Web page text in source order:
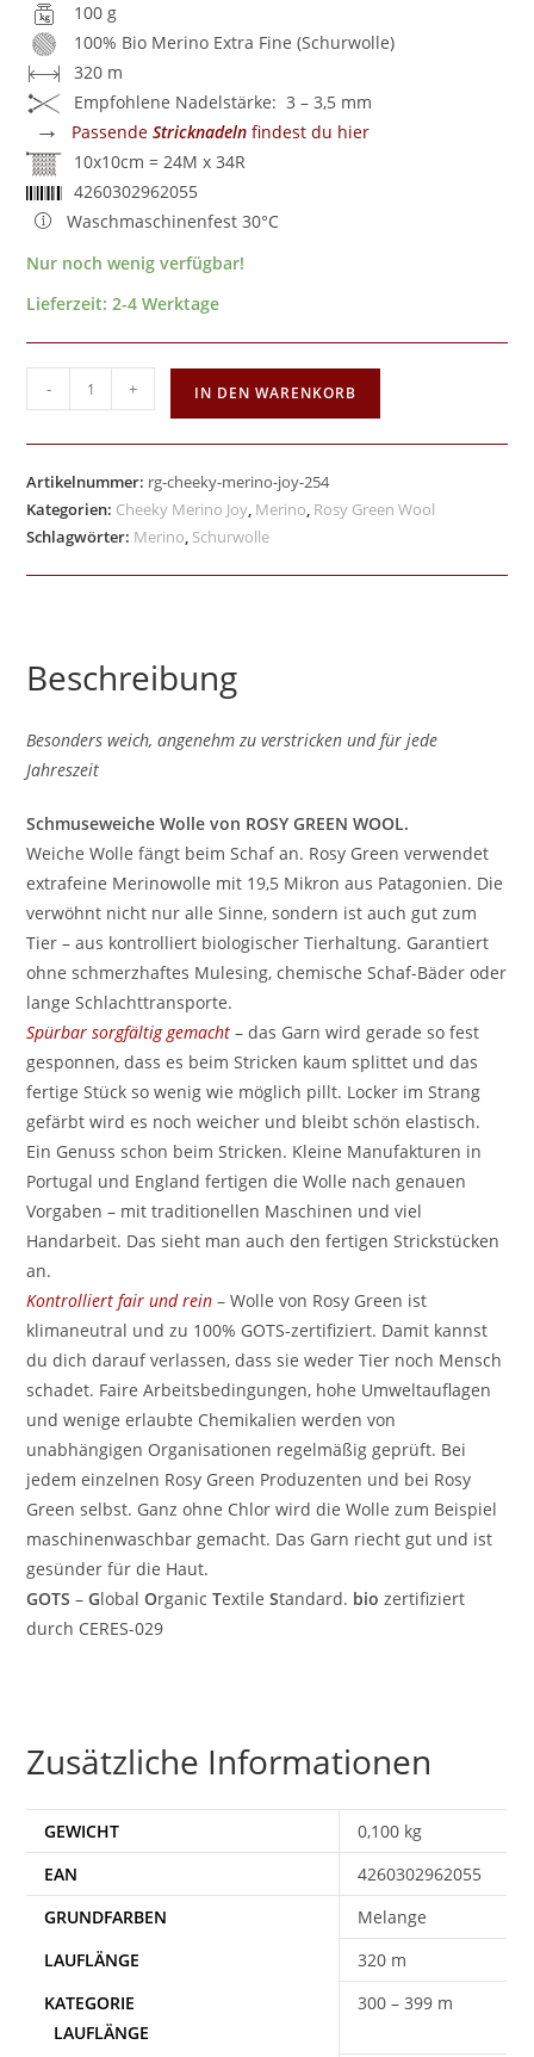
100 g
100% Bio Merino Extra Fine (Schurwolle)
320 m
Empfohlene Nadelstärke: 3 – 3,5 mm
→ PassendeStricknadeln findest du hier
10x10cm = 24M x 34R
4260302962055
Waschmaschinenfest 30°C
Nur noch wenig verfügbar!
Lieferzeit:2-4 Werktage
- + IN DEN WARENKORB
Artikelnummer: rg-cheeky-merino-joy-254
Kategorien: Cheeky Merino Joy, Merino, Rosy Green Wool
Schlagwörter: Merino, Schurwolle
Beschreibung
Besonders weich, angenehm zu verstricken und für jede
Jahreszeit
Schmuseweiche Wolle von ROSY GREEN WOOL.
Weiche Wolle fängt beim Schaf an. Rosy Green verwendet
extrafeine Merinowolle mit 19,5 Mikron aus Patagonien. Die
verwöhnt nicht nur alle Sinne, sondern ist auch gut zum
Tier – aus kontrolliert biologischer Tierhaltung. Garantiert
ohne schmerzhaftes Mulesing, chemische Schaf-Bäder oder
lange Schlachttransporte.
Spürbar sorgfältig gemacht – das Garn wird gerade so fest
gesponnen, dass es beim Stricken kaum splittet und das
fertige Stück so wenig wie möglich pillt. Locker im Strang
gefärbt wird es noch weicher und bleibt schön elastisch.
Ein Genuss schon beim Stricken. Kleine Manufakturen in
Portugal und England fertigen die Wolle nach genauen
Vorgaben – mit traditionellen Maschinen und viel
Handarbeit. Das sieht man auch den fertigen Strickstücken
an.
Kontrolliert fair und rein – Wolle von Rosy Green ist
klimaneutral und zu 100% GOTS-zertifiziert. Damit kannst
du dich darauf verlassen, dass sie weder Tier noch Mensch
schadet. Faire Arbeitsbedingungen, hohe Umweltauflagen
und wenige erlaubte Chemikalien werden von
unabhängigen Organisationen regelmäßig geprüft. Bei
jedem einzelnen Rosy Green Produzenten und bei Rosy
Green selbst. Ganz ohne Chlor wird die Wolle zum Beispiel
maschinenwaschbar gemacht. Das Garn riecht gut und ist
gesünder für die Haut.
GOTS –GlobalOrganicTextileStandard. bio zertifiziert
durch CERES-029
Zusätzliche Informationen
GEWICHT
0,100 kg
EAN
4260302962055
Melange
320 m
300 – 399 m